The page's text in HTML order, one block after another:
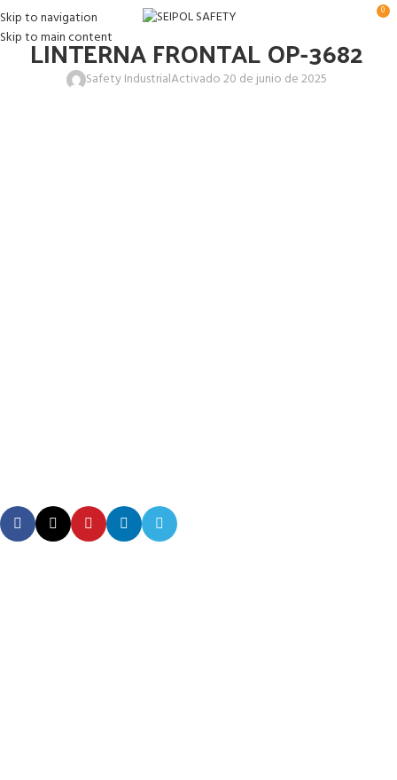
Skip to navigation
Skip to main content
0
LINTERNA FRONTAL OP-3682
Safety IndustrialActivado 20 de junio de 2025